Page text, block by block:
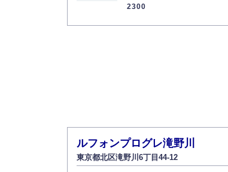
2300
ルフォンプログレ滝野川
東京都北区滝野川6丁目44-12